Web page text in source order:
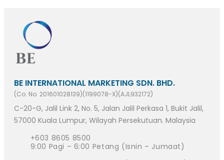
BE INTERNATIONAL MARKETING SDN. BHD.
(Co. No. 201601028139)(1199078-X)(AJL932172)
C-20-G, Jalil Link 2, No. 5, Jalan Jalil Perkasa 1, Bukit Jalil,
57000 Kuala Lumpur, Wilayah Persekutuan. Malaysia
+603 8605 8500
9:00 Pagi – 6:00 Petang (Isnin – Jumaat)